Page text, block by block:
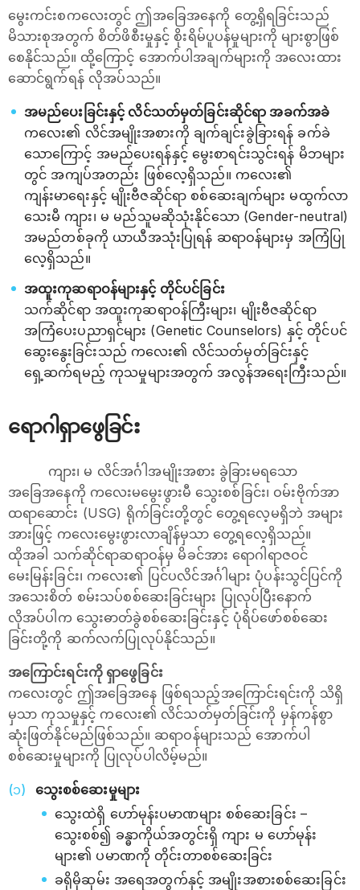
မွေးကင်းစကလေးတွင် ဤအခြေအနေကို တွေ့ရှိရခြင်းသည်
မိသားစုအတွက် စိတ်ဖိစီးမှုနှင့် စိုးရိမ်ပူပန်မှုများကို များစွာဖြစ်
စေနိုင်သည်။ ထို့ကြောင့် အောက်ပါအချက်များကို အလေးထား
ဆောင်ရွက်ရန် လိုအပ်သည်။
အမည်ပေးခြင်းနှင့် လိင်သတ်မှတ်ခြင်းဆိုင်ရာ အခက်အခဲ
ကလေး၏ လိင်အမျိုးအစားကို ချက်ချင်းခွဲခြားရန် ခက်ခဲ
သောကြောင့် အမည်ပေးရန်နှင့် မွေးစာရင်းသွင်းရန် မိဘများ
တွင် အကျပ်အတည်း ဖြစ်လေ့ရှိသည်။ ကလေး၏
ကျန်းမာရေးနှင့် မျိုးဗီဇဆိုင်ရာ စစ်ဆေးချက်များ မထွက်လာ
သေးမီ ကျား၊ မ မည်သူမဆိုသုံးနိုင်သော (Gender-neutral)
အမည်တစ်ခုကို ယာယီအသုံးပြုရန် ဆရာဝန်များမှ အကြံပြု
လေ့ရှိသည်။
အထူးကုဆရာဝန်များနှင့် တိုင်ပင်ခြင်း
သက်ဆိုင်ရာ အထူးကုဆရာဝန်ကြီးများ၊ မျိုးဗီဇဆိုင်ရာ
အကြံပေးပညာရှင်များ (Genetic Counselors) နှင့် တိုင်ပင်
ဆွေးနွေးခြင်းသည် ကလေး၏ လိင်သတ်မှတ်ခြင်းနှင့်
ရှေ့ဆက်ရမည့် ကုသမှုများအတွက် အလွန်အရေးကြီးသည်။
ရောဂါရှာဖွေခြင်း
ကျား၊ မ လိင်အင်္ဂါအမျိုးအစား ခွဲခြားမရသော
အခြေအနေကို ကလေးမမွေးဖွားမီ သွေးစစ်ခြင်း၊ ဝမ်းဗိုက်အာ
ထရာဆောင်း (USG) ရိုက်ခြင်းတို့တွင် တွေ့ရလေ့မရှိဘဲ အများ
အားဖြင့် ကလေးမွေးဖွားလာချိန်မှသာ တွေ့ရလေ့ရှိသည်။
ထိုအခါ သက်ဆိုင်ရာဆရာဝန်မှ မိခင်အား ရောဂါရာဇဝင်
မေးမြန်းခြင်း၊ ကလေး၏ ပြင်ပလိင်အင်္ဂါများ ပုံပန်းသွင်ပြင်ကို
အသေးစိတ် စမ်းသပ်စစ်ဆေးခြင်းများ ပြုလုပ်ပြီးနောက်
လိုအပ်ပါက သွေးဓာတ်ခွဲစစ်ဆေးခြင်းနှင့် ပုံရိပ်ဖော်စစ်ဆေး
ခြင်းတို့ကို ဆက်လက်ပြုလုပ်နိုင်သည်။
အကြောင်းရင်းကို ရှာဖွေခြင်း
ကလေးတွင် ဤအခြေအနေ ဖြစ်ရသည့်အကြောင်းရင်းကို သိရှိ
မှသာ ကုသမှုနှင့် ကလေး၏ လိင်သတ်မှတ်ခြင်းကို မှန်ကန်စွာ
ဆုံးဖြတ်နိုင်မည်ဖြစ်သည်။ ဆရာဝန်များသည် အောက်ပါ
စစ်ဆေးမှုများကို ပြုလုပ်ပါလိမ့်မည်။
သွေးစစ်ဆေးမှုများ
သွေးထဲရှိ ဟော်မုန်းပမာဏများ စစ်ဆေးခြင်း –
သွေးစစ်၍ ခန္ဓာကိုယ်အတွင်းရှိ ကျား မ ဟော်မုန်း
များ၏ ပမာဏကို တိုင်းတာစစ်ဆေးခြင်း
ခရိုမိုဆုမ်း အရေအတွက်နှင့် အမျိုးအစားစစ်ဆေးခြင်း